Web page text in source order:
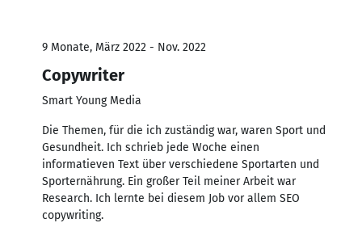
9 Monate, März 2022 - Nov. 2022
Copywriter
Smart Young Media
Die Themen, für die ich zuständig war, waren Sport und
Gesundheit. Ich schrieb jede Woche einen
informatieven Text über verschiedene Sportarten und
Sporternährung. Ein großer Teil meiner Arbeit war
Research. Ich lernte bei diesem Job vor allem SEO
copywriting.